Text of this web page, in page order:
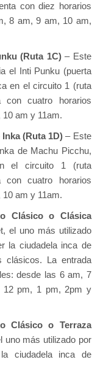
con diez horarios
8 am, 9 am, 10 am,
(Ruta 1C)– Este
el Inti Punku (puerta
en el circuito 1 (ruta
con cuatro horarios
am y 11am.
(Ruta 1D) – Este
de Machu Picchu,
el circuito 1 (ruta
con cuatro horarios
am y 11am.
Clásico o Clásica
el uno más utilizado
la ciudadela inca de
clásicos. La entrada
desde las 6 am, 7
pm, 1 pm, 2pm y
Clásico o Terraza
más utilizado por
ciudadela inca de